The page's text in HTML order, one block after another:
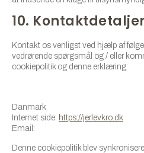
10. Kontaktdetaljer
Kontakt os venligst ved hjælp af
vedrørende spørgsmål og / eller
cookiepolitik og denne erklæring:
Danmark
Internet side: https://jerlevkro.dk
Email:
Denne cookiepolitik blev